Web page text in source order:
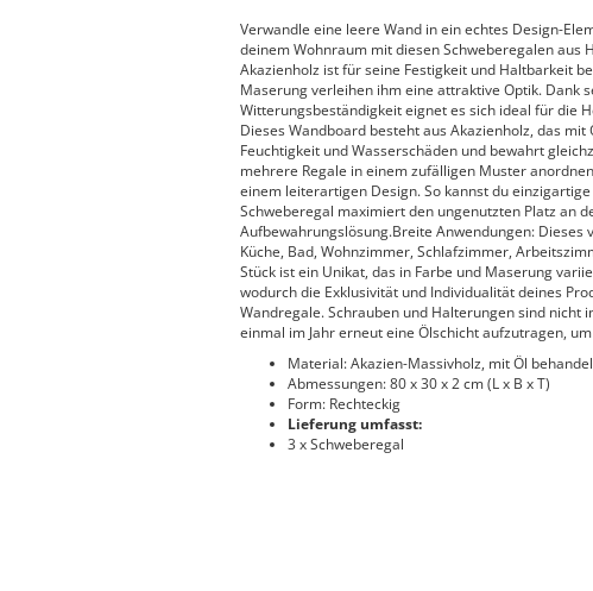
Verwandle eine leere Wand in ein echtes Design-
deinem Wohnraum mit diesen Schweberegalen aus
Akazienholz ist für seine Festigkeit und Haltbarkeit
Maserung verleihen ihm eine attraktive Optik. Dank
Witterungsbeständigkeit eignet es sich ideal für die
Dieses Wandboard besteht aus Akazienholz, das
Feuchtigkeit und Wasserschäden und bewahrt
mehrere Regale in einem zufälligen Muster
einem leiterartigen Design. So kannst du
Schweberegal maximiert den ungenutzten Platz an
Aufbewahrungslösung.Breite Anwendungen: Dieses
Küche, Bad, Wohnzimmer, Schlafzimmer,
Stück ist ein Unikat, das in Farbe und Maserung
wodurch die Exklusivität und Individualität deines
Wandregale. Schrauben und Halterungen sind
einmal im Jahr erneut eine Ölschicht aufzutragen,
Material: Akazien-Massivholz, mit Öl
Abmessungen: 80 x 30 x 2 cm (L x B x T)
Form: Rechteckig
Lieferung umfasst:
3 x Schweberegal